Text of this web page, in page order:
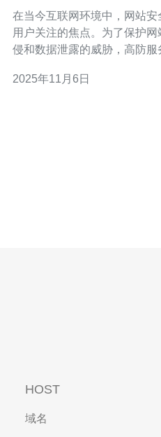
在当今互联网环境中，网站
用户关注的焦点。为了保护
侵和数据泄露的威胁，高防
性，吸引了众多用户的目光。
2025年11月6日
HOST
域名